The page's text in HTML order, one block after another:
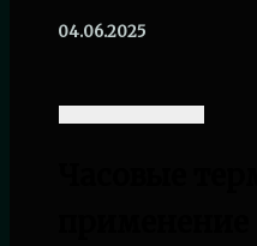
04.06.2025